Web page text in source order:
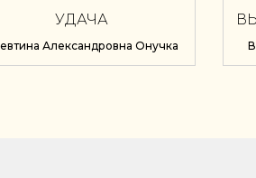
УДАЧА
Александровна Онучка